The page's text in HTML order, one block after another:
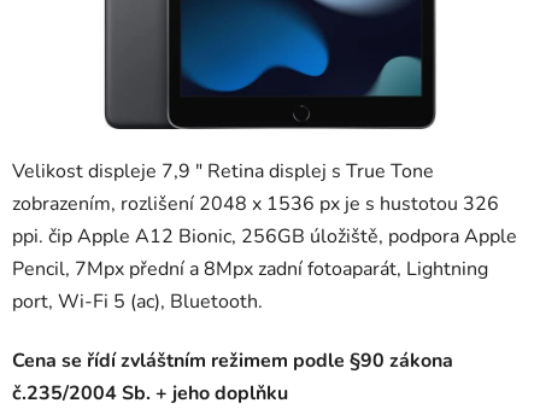
Velikost displeje 7,9 " Retina displej s True Tone
zobrazením, rozlišení 2048 x 1536 px je s hustotou 326
ppi. čip Apple A12 Bionic, 256GB úložiště, podpora Apple
Pencil, 7Mpx přední a 8Mpx zadní fotoaparát, Lightning
port, Wi-Fi 5 (ac), Bluetooth.
Cena se řídí zvláštním režimem podle §90 zákona
č.235/2004 Sb. + jeho doplňku